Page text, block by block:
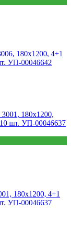
180x1200, 4+1
УП-00046642
180x1200, 4+1
УП-00046637